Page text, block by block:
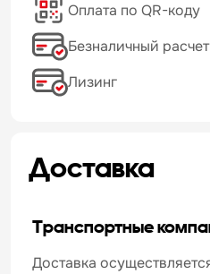
Оплата по QR-коду
Безналичный
Лизинг
Доставка
Транспортные
Доставка